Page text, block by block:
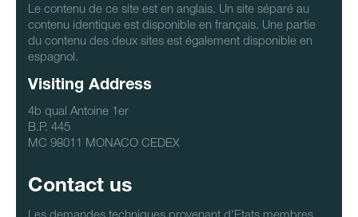
Le contenu de ce site est en anglais. Un site séparé au
contenu identique est disponible en français. Une partie
du contenu des deux sites est également disponible en
espagnol.
Visiting Address
4b qual Antoine 1er
B.P. 445
MC 98011 MONACO CEDEX
Contact us
Les demandes techniques provenant d'Etats membres,